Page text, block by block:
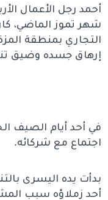
أحمد رجل الأعمال
شهر تموز الماضي،
التجاري بمنطقة
إرهاق جسده وضيق
في أحد أيام الصيف
اجتماع مع شركائه.
بدأت يده اليسرى
أحد زملاؤه سبب